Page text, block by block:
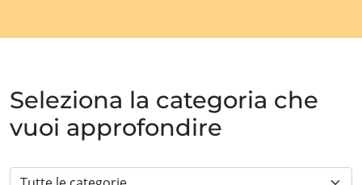
Seleziona la categoria che
vuoi approfondire